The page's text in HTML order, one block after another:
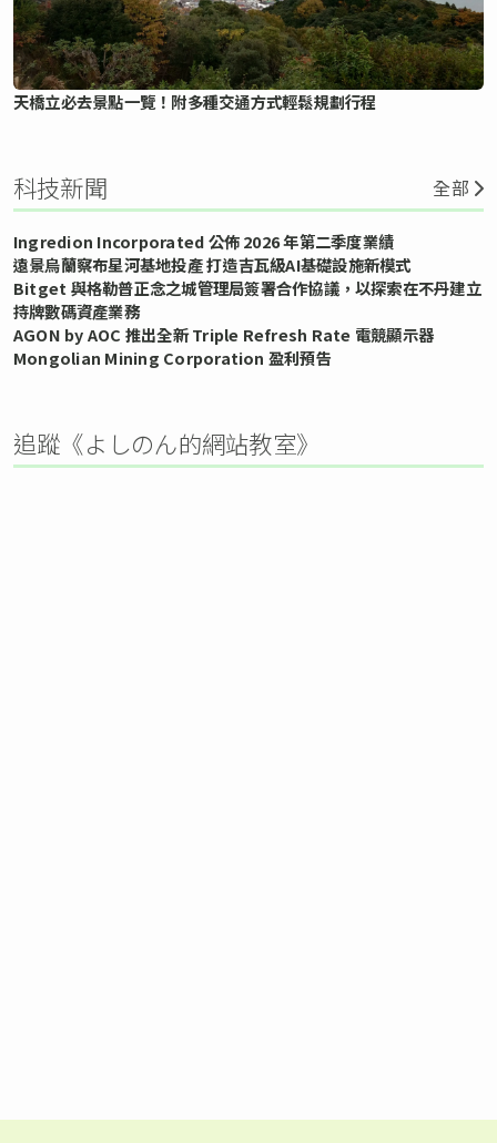
天橋立必去景點一覽！附多種交通方式輕鬆規劃行程
科技新聞 全部
Ingredion Incorporated 公佈 2026 年第二季度業績
遠景烏蘭察布星河基地投產 打造吉瓦級AI基礎設施新模式
Bitget 與格勒普正念之城管理局簽署合作協議，以探索在不丹建立
持牌數碼資產業務
AGON by AOC 推出全新 Triple Refresh Rate 電競顯示器
Mongolian Mining Corporation 盈利預告
追蹤《よしのん的網站教室》